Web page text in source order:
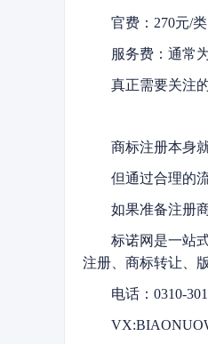
官费：270元/
服务费：通常
真正需要关注
商标注册本身
但通过合理的
如果准备注册
标诺网是一站
注册、商标转让、
电话：0310-